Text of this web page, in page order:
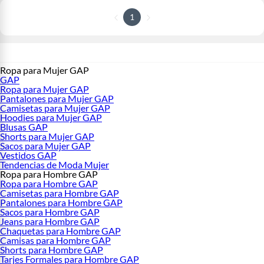
1
Ropa para Mujer GAP
GAP
Ropa para Mujer GAP
Pantalones para Mujer GAP
Camisetas para Mujer GAP
Hoodies para Mujer GAP
Blusas GAP
Shorts para Mujer GAP
Sacos para Mujer GAP
Vestidos GAP
Tendencias de Moda Mujer
Ropa para Hombre GAP
Ropa para Hombre GAP
Camisetas para Hombre GAP
Pantalones para Hombre GAP
Sacos para Hombre GAP
Jeans para Hombre GAP
Chaquetas para Hombre GAP
Camisas para Hombre GAP
Shorts para Hombre GAP
Tarjes Formales para Hombre GAP